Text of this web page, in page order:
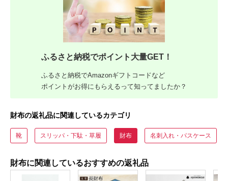
ふるさと納税でポイント大量GET！
ふるさと納税でAmazonギフトコードなど
ポイントがお得にもらえるって知ってましたか？
財布の返礼品に関連しているカテゴリ
靴 スリッパ・下駄・草履 財布 名刺入れ・パスケース
財布に関連しているおすすめの返礼品